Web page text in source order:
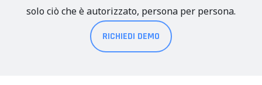
solo ciò che è autorizzato, persona per persona.
RICHIEDI DEMO